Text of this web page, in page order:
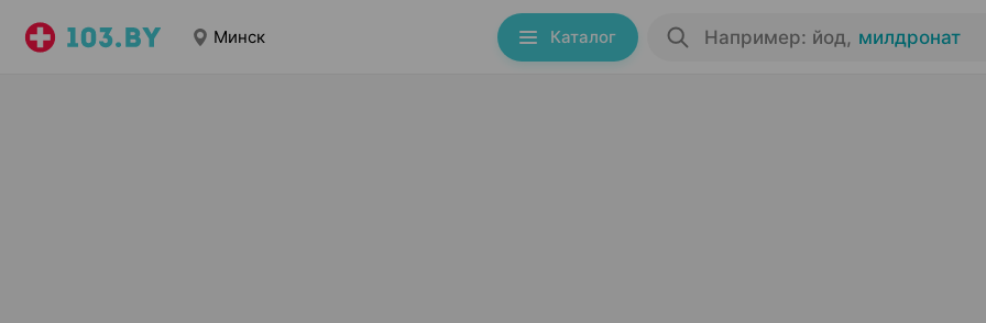
Минск Каталог Например: йод, милдронат